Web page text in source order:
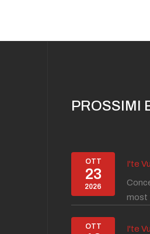
PROSSIMI
OTT
23
2026
I'te
most
OTT I'te